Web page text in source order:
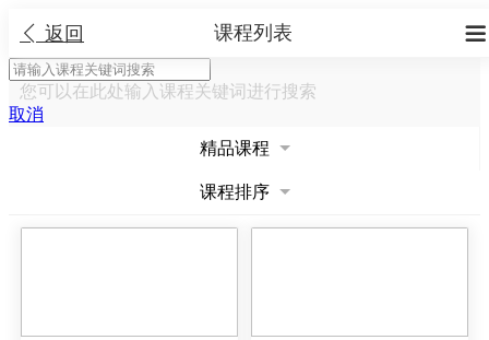
 返回 
课程列表
您可以在此处输入课程关键词进行搜索
取消
精品课程
课程排序